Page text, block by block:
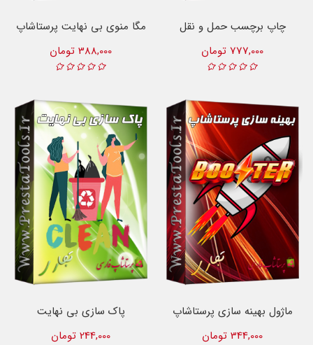
چاپ برچسب حمل و نقل
777,000 تومان
مگا منوی بی نهایت پرستاشاپ
388,000 تومان
ماژول بهینه سازی پرستاشاپ
344,000 تومان
پاک سازی بی نهایت
244,000 تومان